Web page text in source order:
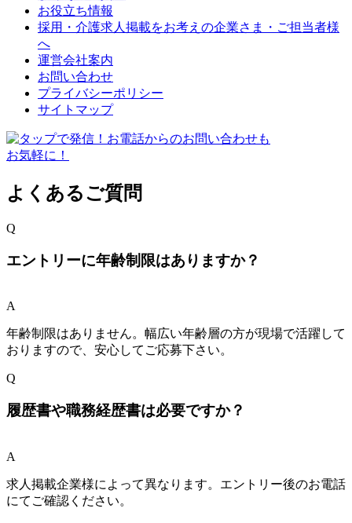
お役立ち情報
採用・介護求人掲載をお考えの企業さま・ご担当者様
へ
運営会社案内
お問い合わせ
プライバシーポリシー
サイトマップ
よくあるご質問
Q
エントリーに年齢制限はありますか？
A
年齢制限はありません。幅広い年齢層の方が現場で活躍して
おりますので、安心してご応募下さい。
Q
履歴書や職務経歴書は必要ですか？
A
求人掲載企業様によって異なります。エントリー後のお電話
にてご確認ください。